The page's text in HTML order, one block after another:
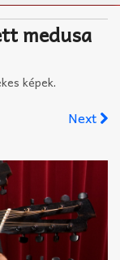
medusa
képek.
Next